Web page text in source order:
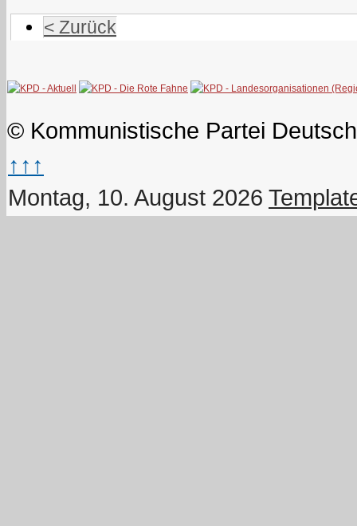
< Zurück
© Kommunistische Partei
↑↑↑
Montag, 10. August 2026